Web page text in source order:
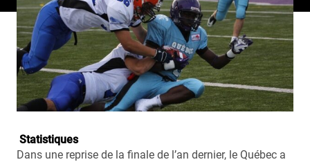
Statistiques
Dans une reprise de la finale de l’an dernier, le Québec a